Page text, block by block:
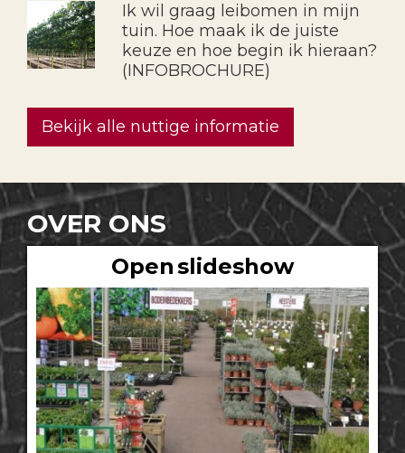
Ik wil graag leibomen in mijn
tuin. Hoe maak ik de juiste
keuze en hoe begin ik hieraan?
(INFOBROCHURE)
Bekijk alle nuttige informatie
OVER ONS
Open slideshow